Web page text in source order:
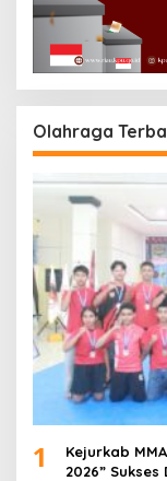
Olahraga
1
Kejurkab
2026”